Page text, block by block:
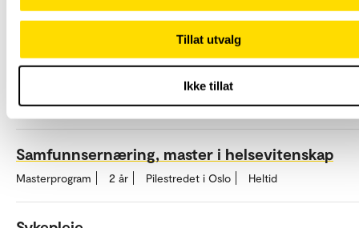
Tillat utvalg
Ikke tillat
Videreutdanning 1 år / 2 år Pilestredet i Oslo Heltid / Deltid
Psykisk helse-, rus- og avhengighetsarbeid,
Masterprogram 2 år / 4 år Pilestredet i Oslo Heltid / Deltid
Samfunnsernæring, master i helsevitenskap
Masterprogram 2 år Pilestredet i Oslo Heltid